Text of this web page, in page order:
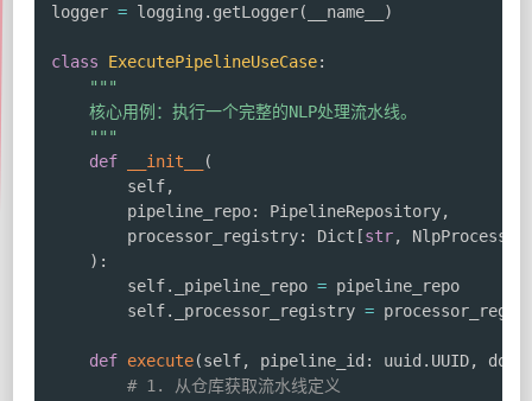
logger = logging . getLogger( __name__ )
class ExecutePipelineUseCase:
"""
    核心用例：执行一个完整的NLP处理流水线。
    """
def
__init__
(
        self
,
        pipeline_repo
: PipelineRepository,
        processor_registry
: Dict [str, NlpProcessor
) :
        self
. _pipeline_repo = pipeline_repo
        self
. _processor_registry =
def execute(self, pipeline_id : uuid . UUID,
# 1. 从仓库获取流水线定义